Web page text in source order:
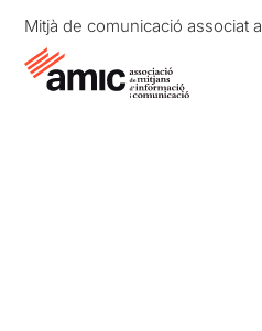
Mitjà de comunicació associat a